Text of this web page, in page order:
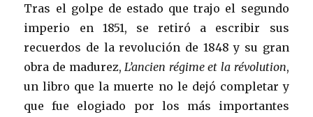
Tras el golpe de estado que trajo el segundo
imperio en 1851, se retiró a escribir sus
recuerdos de la revolución de 1848 y su gran
obra de madurez, L’ancien régime et la révolution,
un libro que la muerte no le dejó completar y
que fue elogiado por los más importantes